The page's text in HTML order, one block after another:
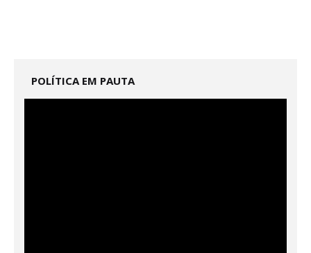
POLÍTICA EM PAUTA